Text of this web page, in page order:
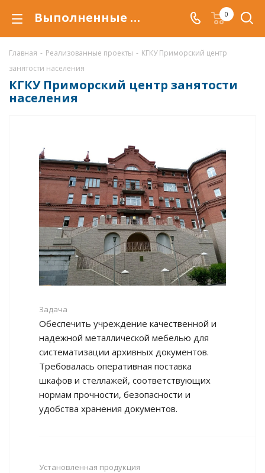
Выполненные проекты. КГКУ "Приморский центр занятости населения" 0
Главная - Реализованные проекты - КГКУ Приморский центр
занятости населения
КГКУ Приморский центр занятости
населения
Задача
Обеспечить учреждение качественной и
надежной металлической мебелью для
систематизации архивных документов.
Требовалась оперативная поставка
шкафов и стеллажей, соответствующих
нормам прочности, безопасности и
удобства хранения документов.
Установленная продукция